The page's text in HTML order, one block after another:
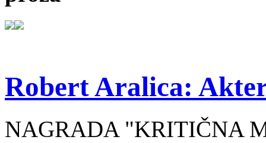
Robert Aralica:
NAGRADA "KRITIČNA